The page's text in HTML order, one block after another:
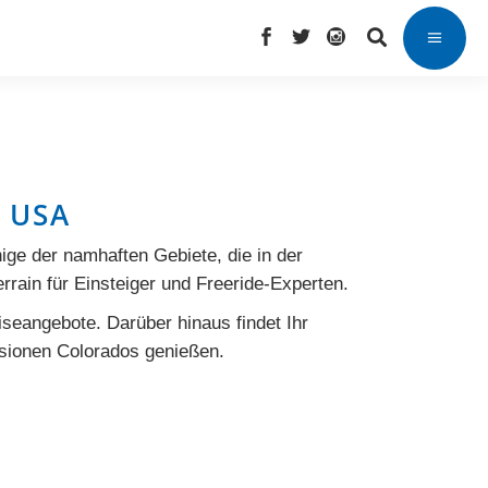
der namhaften Gebiete, die in der
für Einsteiger und Freeride-Experten.
Darüber hinaus findet Ihr
Colorados genießen.